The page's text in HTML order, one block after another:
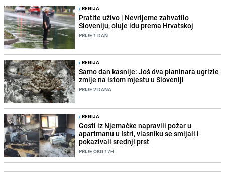
/REGIJA
Pratite uživo | Nevrijeme zahvatilo
Sloveniju, oluje idu prema Hrvatskoj
PRIJE 1 DAN
/REGIJA
Samo dan kasnije: Još dva planinara ugrizle
zmije na istom mjestu u Sloveniji
PRIJE 2 DANA
/REGIJA
Gosti iz Njemačke napravili požar u
apartmanu u Istri, vlasniku se smijali i
pokazivali srednji prst
PRIJE OKO 17H